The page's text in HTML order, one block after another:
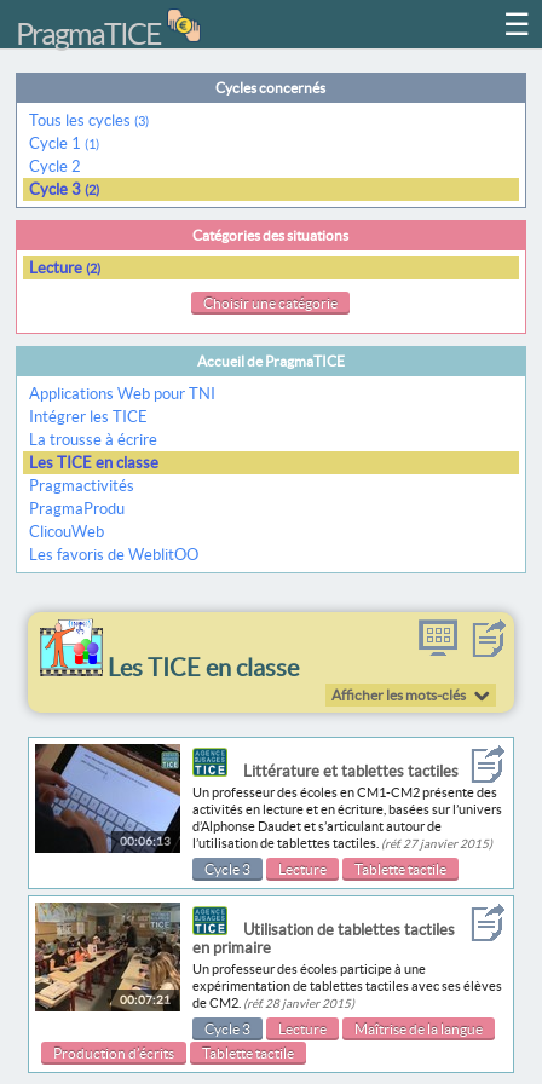
PragmaTICE
Cycles concernés
Tous les cycles(3)
Cycle 1(1)
Cycle 2
Cycle 3(2)
Catégories des situations
Lecture(2)
Choisir une catégorie
Accueil de PragmaTICE
Applications Web pour TNI
Intégrer les TICE
La trousse à écrire
Les TICE en classe
Pragmactivités
PragmaProdu
ClicouWeb
Les favoris de WeblitOO
Les TICE en classe
Afficher les mots-clés
00:06:13
Littérature et tablettes tactiles
Un professeur des écoles en CM1-CM2 présente des
activités en lecture et en écriture, basées sur l’univers
d’Alphonse Daudet et s’articulant autour de
l’utilisation de tablettes tactiles. (réf. 27 janvier 2015)
Cycle 3 Lecture Tablette tactile
00:07:21
Utilisation de tablettes tactiles
en primaire
Un professeur des écoles participe à une
expérimentation de tablettes tactiles avec ses élèves
de CM2. (réf. 28 janvier 2015)
Cycle 3 Lecture
Maîtrise de la langue
Production d’écrits
Tablette tactile
☰